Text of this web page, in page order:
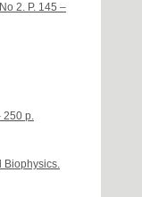
2. P. 145 –
250 p.
Biophysics.